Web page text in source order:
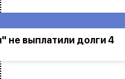
не выплатили долги 4